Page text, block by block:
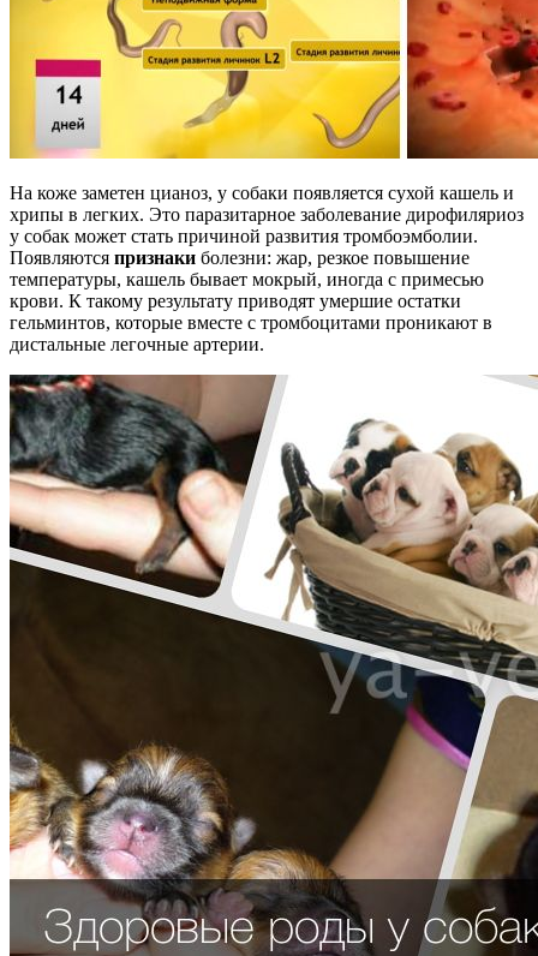
На коже заметен цианоз, у собаки появляется сухой кашель и
хрипы в легких. Это паразитарное заболевание дирофиляриоз
у собак может стать причиной развития тромбоэмболии.
Появляются признаки болезни: жар, резкое повышение
температуры, кашель бывает мокрый, иногда с примесью
крови. К такому результату приводят умершие остатки
гельминтов, которые вместе с тромбоцитами проникают в
дистальные легочные артерии.